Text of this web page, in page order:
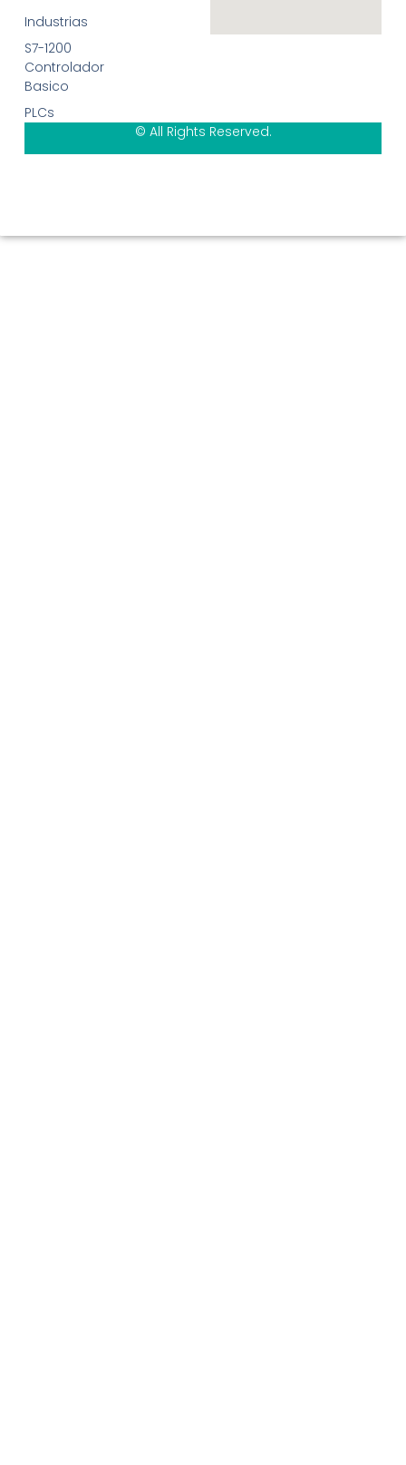
Industrias
S7-1200
Controlador
Basico
PLCs
© All Rights Reserved.